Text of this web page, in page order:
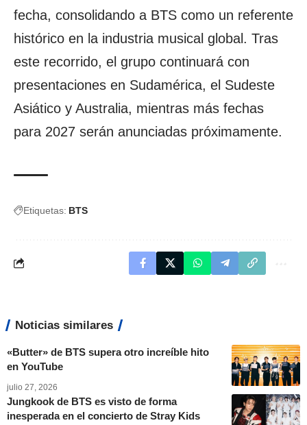
fecha, consolidando a BTS como un referente
histórico en la industria musical global. Tras
este recorrido, el grupo continuará con
presentaciones en Sudamérica, el Sudeste
Asiático y Australia, mientras más fechas
para 2027 serán anunciadas próximamente.
Etiquetas: BTS
Noticias similares
«Butter» de BTS supera otro increíble hito
en YouTube
julio 27, 2026
Jungkook de BTS es visto de forma
inesperada en el concierto de Stray Kids